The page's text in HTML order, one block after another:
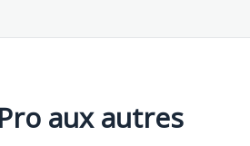
aux autres